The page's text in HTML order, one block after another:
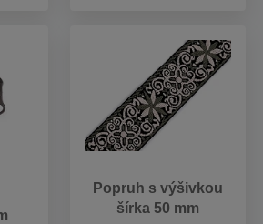
Popruh s výšivkou
šírka 50 mm